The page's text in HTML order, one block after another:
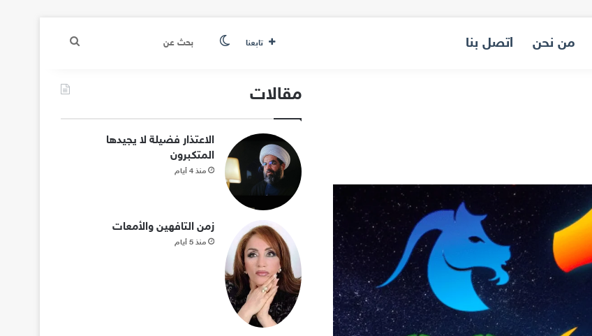
من نحن اتصل بنا تابعنا الوضع المظلم بحث
مقالات
الاعتذار فضيلة لا يجيدها
المتكبرون
منذ 4 أيام
زمن التافهين والأمعات
منذ 5 أيام